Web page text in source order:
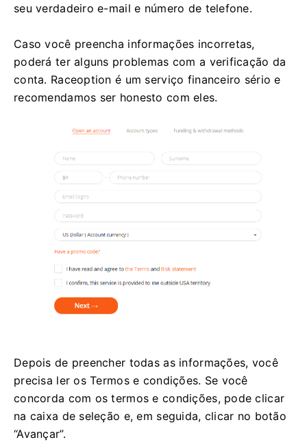
seu verdadeiro e-mail e número de telefone.
Caso você preencha informações incorretas,
poderá ter alguns problemas com a verificação da
conta. Raceoption é um serviço financeiro sério e
recomendamos ser honesto com eles.
Depois de preencher todas as informações, você
precisa ler os Termos e condições. Se você
concorda com os termos e condições, pode clicar
na caixa de seleção e, em seguida, clicar no botão
“Avançar”.